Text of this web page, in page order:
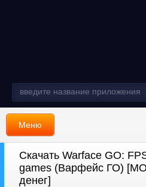
Меню
Скачать Warface GO:
games (Варфейс ГО)
денег]